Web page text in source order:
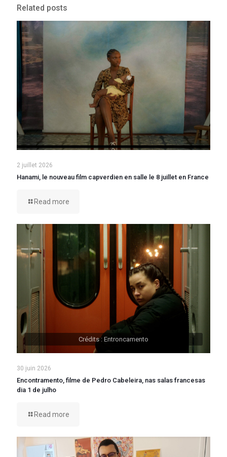
Related posts
2 juillet 2026
Hanami, le nouveau film capverdien en salle le 8 juillet en France
Read more
Crédits : Entroncamento
30 juin 2026
Encontramento, filme de Pedro Cabeleira, nas salas francesas
dia 1 de julho
Read more